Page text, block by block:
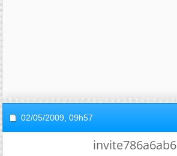
02/05/2009, 09h57
invite786a6ab6